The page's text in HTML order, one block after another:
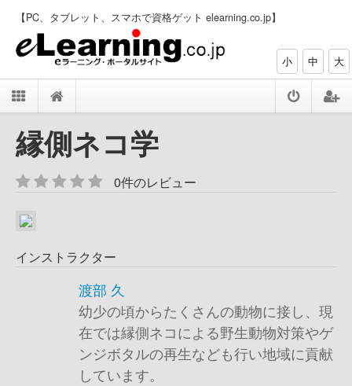
【PC、タブレット、スマホで資格ゲット elearning.co.jp】
小 中 大
縁側ネコ学
0件のレビュー
インストラクター
渡部 久
幼少の頃からたくさんの動物に接し、現
在では縁側ネコによる野生動物対策やゲ
ンジボタルの再生なども行い地域に貢献
しています。